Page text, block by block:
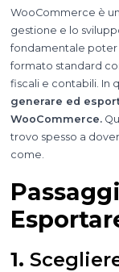
WooCommerce è
gestione e lo
fondamentale poter
formato standard
fiscali e contabili. In
generare ed
WooCommerce.
trovo spesso a
come.
1.